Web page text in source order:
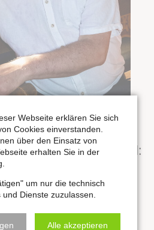
für Sopran & Orgel:
Hand voll
Naumburg
Webseite erklären Sie sich
Cookies einverstanden.
über den Einsatz von
erhalten Sie in der
um nur die technisch
Dienste zuzulassen.
Alle akzeptieren